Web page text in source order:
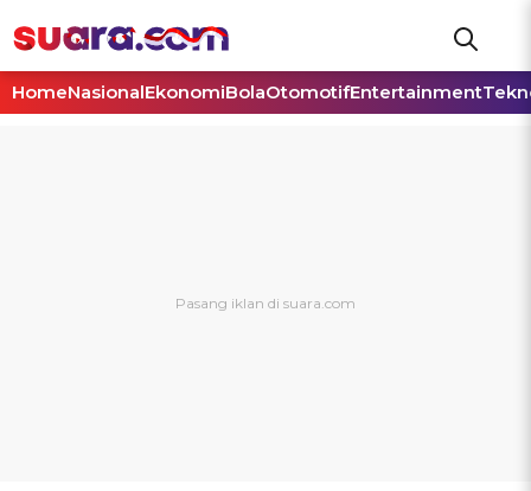
HomeNasionalEkonomiBolaOtomotifEntertainment